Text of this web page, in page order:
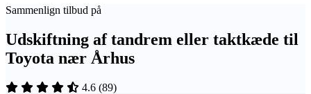
Sammenlign tilbud på
Udskiftning af tandrem eller taktkæde til
Toyota nær Århus
4.6 (89)